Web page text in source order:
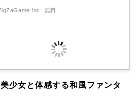
Inc. 無料
少女と体感する和風ファンタ